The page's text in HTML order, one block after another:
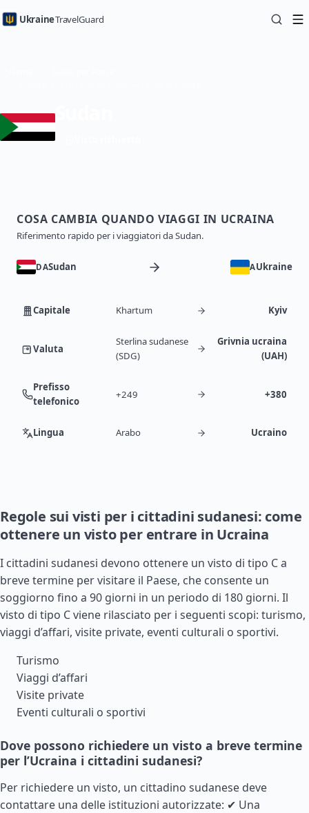
UkraineTravelGuard
COSA CAMBIA QUANDO VIAGGI IN UCRAINA
Riferimento rapido per i viaggiatori da Sudan.
DASudan AUkraine
Capitale Khartum Kyiv
Valuta
Sterlina sudanese
(SDG)
Grivnia ucraina
(UAH)
Prefisso
telefonico
+249 +380
Lingua Arabo Ucraino
Regole sui visti per i cittadini sudanesi: come
ottenere un visto per entrare in Ucraina
I cittadini sudanesi devono ottenere un visto di tipo C a
breve termine per visitare il Paese, che consente un
soggiorno fino a 90 giorni in un periodo di 180 giorni. Il
visto di tipo C viene rilasciato per i seguenti scopi: turismo,
viaggi d’affari, visite private, eventi culturali o sportivi.
Turismo
Viaggi d’affari
Visite private
Eventi culturali o sportivi
Dove possono richiedere un visto a breve termine
per l’Ucraina i cittadini sudanesi?
Per richiedere un visto, un cittadino sudanese deve
contattare una delle istituzioni autorizzate: ✔ Una